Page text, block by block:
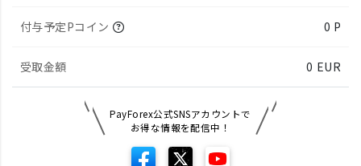
付与予定Pコイン 0 P
受取金額 0 EUR
PayForex公式SNSアカウントで
お得な情報を配信中！